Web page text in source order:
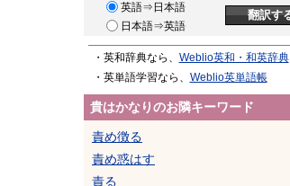
英語⇒日本語
日本語⇒英語
・英和辞典なら、 Weblio英和・和英辞典
・英単語学習なら、 Weblio英単語帳
貴はかなりのお隣キーワード
責め徴る
責め惑はす
責る